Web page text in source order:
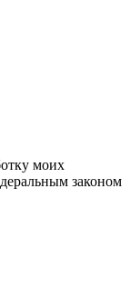
моих
законом